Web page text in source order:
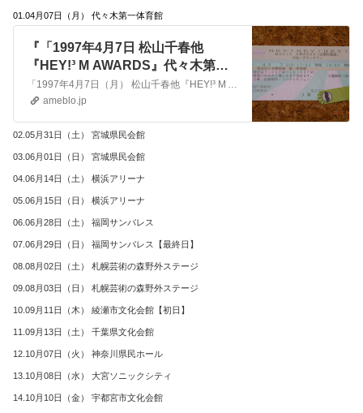
01.04月07日（月） 代々木第一体育館
『「1997年4月7日 松山千春他
『HEY!³ M AWARDS』代々木第一
体育館」S4474 』
「1997年4月7日（月） 松山千春他『HEY!³ M AWARDS』代々木第一体育館」S4474・松山千春 DATA BESE 総合TOP PAGE ･アー…
ameblo.jp
02.05月31日（土） 宮城県民会館
03.06月01日（日） 宮城県民会館
04.06月14日（土） 横浜アリーナ
05.06月15日（日） 横浜アリーナ
06.06月28日（土） 福岡サンバレス
07.06月29日（日） 福岡サンバレス【最終日】
08.08月02日（土） 札幌芸術の森野外ステージ
09.08月03日（日） 札幌芸術の森野外ステージ
10.09月11日（木） 綾瀬市文化会館【初日】
11.09月13日（土） 千葉県文化会館
12.10月07日（火） 神奈川県民ホール
13.10月08日（水） 大宮ソニックシティ
14.10月10日（金） 宇都宮市文化会館